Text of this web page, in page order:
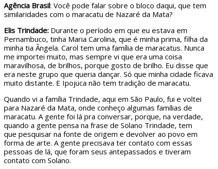
Agência Brasil: Você pode falar sobre o bloco daqui, que tem
similaridades com o maracatu de Nazaré da Mata?
Elis Trindade: Durante o período em que eu estava em
Pernambuco, tinha Maria Carolina, que é minha prima, filha da
minha tia Ângela. Carol tem uma família de maracatus. Nunca
me importei muito, mas sempre vi que era uma coisa
maravilhosa, de brilhos, porque gosto de brilho. Eu disse que
era neste grupo que queria dançar. Só que minha cidade ficava
muito distante. E Ipojuca não tem tradição de maracatu.
Quando vi a família Trindade, aqui em São Paulo, fui e voltei
para Nazaré da Mata, onde conheço algumas famílias de
maracatu. A gente foi lá pra conversar, porque, na verdade,
quando a gente pensa na frase de Solano Trindade, tem
que pesquisar na fonte de origem e devolver ao povo em
forma de arte. A gente precisava ter contato com essas
pessoas de lá, que foram seus antepassados e tiveram
contato com Solano.